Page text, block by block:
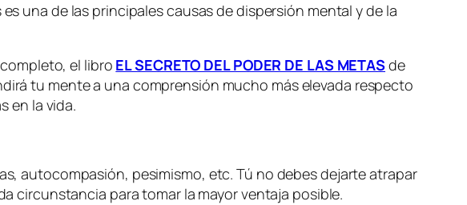
una de las principales causas de dispersión mental y de la
el libro EL SECRETO DEL PODER DE LAS METASde
tu mente a una comprensión mucho más elevada respecto
en la vida.
autocompasión, pesimismo, etc. Tú no debes dejarte atrapar
circunstancia para tomar la mayor ventaja posible.